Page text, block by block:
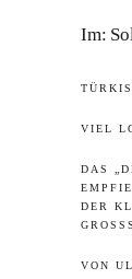
Im:
VIEL
DAS
DER
VON